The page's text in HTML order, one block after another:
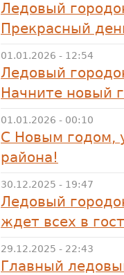
Ледовый
Прекрасный
01.01.2026 - 12:54
Ледовый
Начните новый
01.01.2026 - 00:10
С Новым годом,
района!
30.12.2025 - 19:47
Ледовый
ждет всех в
29.12.2025 - 22:43
Главный